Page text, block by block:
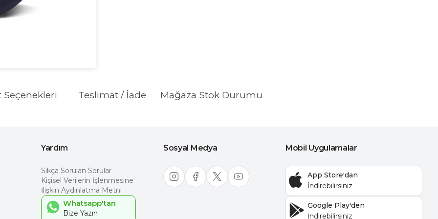
Seçenekleri Teslimat / İade Mağaza Stok Durumu
Yardım
Sıkça Sorulan Sorular
Kişisel Verilerin İşlenmesine
İlişkin Aydınlatma Metni
Whatsapp'tan
Sosyal Medya Mobil Uygulamalar
App Store'dan
Google Play'den